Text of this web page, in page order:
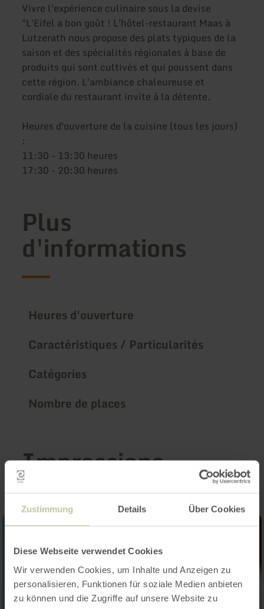
Zustimmung Details Über Cookies
Diese Webseite verwendet Cookies
Wir verwenden Cookies, um Inhalte und Anzeigen zu
personalisieren, Funktionen für soziale Medien anbieten
zu können und die Zugriffe auf unsere Website zu
Vivre l'expérience culinaire sous la devise
"L'Eifel a bon goût ! L'hôtel-restaurant Maas à
Lutzerath nous propose des plats typiques de la
saison et des spécialités régionales à base de
produits qui sont cultivés et qui poussent dans
cette région. L'ambiance chaleureuse et
cordiale du restaurant invite à la détente.
Heures d'ouverture de la cuisine (tous les jours)
:
11:30 - 13:30 heures
17:30 - 20:30 heures
Plus
d'informations
Heures d'ouverture
Caractéristiques / Particularités
Catégories
Nombre de places
Impressions